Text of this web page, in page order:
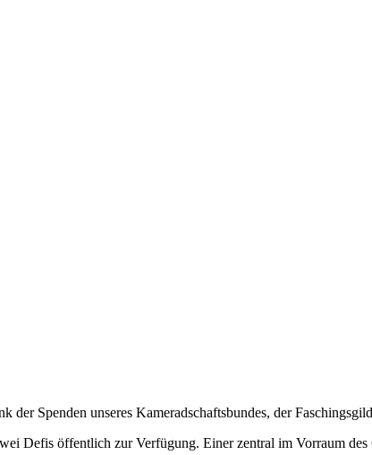
der Spenden unseres Kameradschaftsbundes, der
Defis öffentlich zur Verfügung. Einer zentral im Vorraum